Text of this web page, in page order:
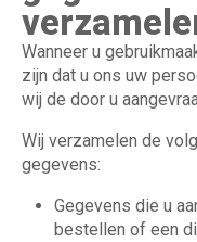
Wanneer u
zijn dat u ons uw
wij de door u
Wij verzamelen de
gegevens:
Gegevens die u
bestellen of een